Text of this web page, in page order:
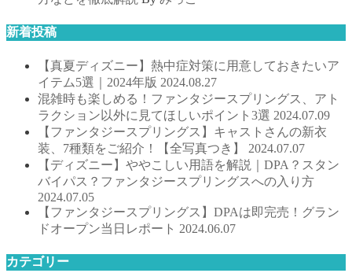
新着投稿
【真夏ディズニー】熱中症対策に用意しておきたいア
イテム5選｜2024年版 2024.08.27
混雑時も楽しめる！ファンタジースプリングス、アト
ラクション以外に見てほしいポイント3選 2024.07.09
【ファンタジースプリングス】キャストさんの新衣
装、7種類をご紹介！【全写真つき】 2024.07.07
【ディズニー】ややこしい用語を解説｜DPA？スタン
バイパス？ファンタジースプリングスへの入り方
2024.07.05
【ファンタジースプリングス】DPAは即完売！グラン
ドオープン当日レポート 2024.06.07
カテゴリー